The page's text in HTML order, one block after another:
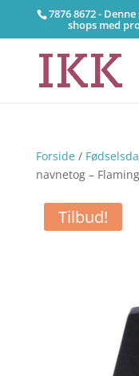
7876 8672 -
shops med
Forside/
navnetog –
Tilbud!